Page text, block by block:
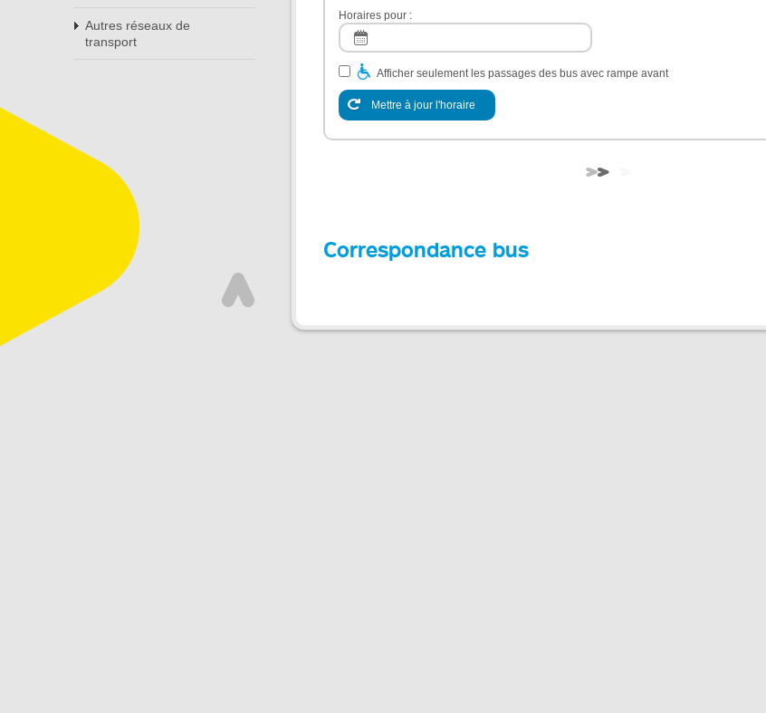
Autres réseaux de
transport
Horaires pour :
Afficher seulement les passages des bus avec rampe avant
Mettre à jour l'horaire
Correspondance bus